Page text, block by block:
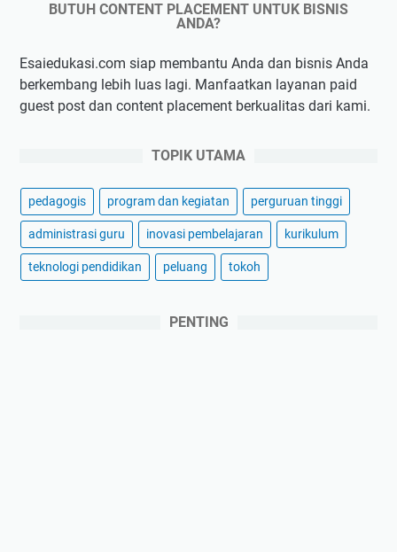
BUTUH CONTENT PLACEMENT UNTUK BISNIS
ANDA?
Esaiedukasi.com siap membantu Anda dan bisnis Anda
berkembang lebih luas lagi. Manfaatkan layanan paid
guest post dan content placement berkualitas dari kami.
TOPIK UTAMA
pedagogis program dan kegiatan perguruan tinggi
administrasi guru inovasi pembelajaran kurikulum
teknologi pendidikan peluang tokoh
PENTING